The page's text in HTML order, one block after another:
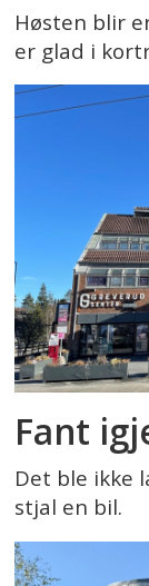
Høsten blir
er glad i
Fant
Det ble ikke
stjal en bil.